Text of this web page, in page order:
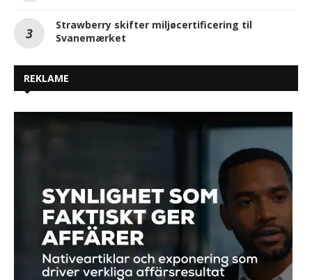
Strawberry skifter miljøcertificering til
Svanemærket
REKLAME